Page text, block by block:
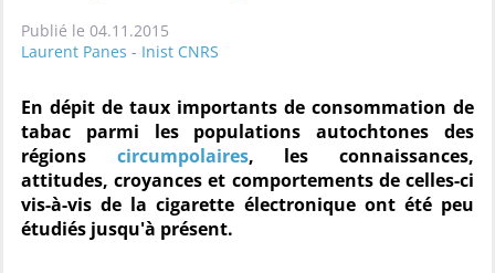
Publié le 04.11.2015
Laurent Panes - Inist CNRS
En dépit de taux importants de consommation de
tabac parmi les populations autochtones des
régions circumpolaires, les connaissances,
attitudes, croyances et comportements de celles-ci
vis-à-vis de la cigarette électronique ont été peu
étudiés jusqu'à présent.